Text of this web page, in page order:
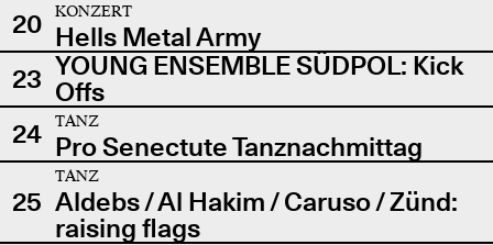
20
KONZERT
Hells Metal Army
23 YOUNG ENSEMBLE SÜDPOL: Kick
Offs
24
TANZ
Pro Senectute Tanznachmittag
25
TANZ
Aldebs / Al Hakim / Caruso / Zünd:
raising flags